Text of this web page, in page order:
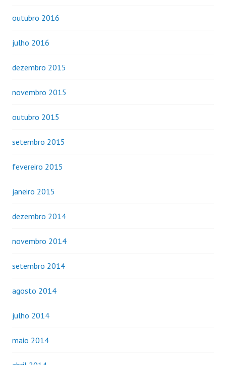
outubro 2016
julho 2016
dezembro 2015
novembro 2015
outubro 2015
setembro 2015
fevereiro 2015
janeiro 2015
dezembro 2014
novembro 2014
setembro 2014
agosto 2014
julho 2014
maio 2014